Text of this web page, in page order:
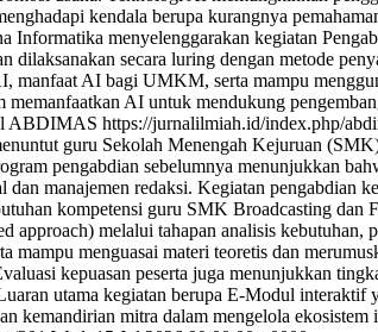
kendala berupa kurangnya
Informatika menyelenggarakan kegiatan
secara luring dengan metode
manfaat AI bagi UMKM, serta mampu
AI untuk mendukung
ABDIMAS https://jurnalilmiah.id/index.php/
guru Sekolah Menengah Kejuruan
pengabdian sebelumnya menunjukkan
manajemen redaksi. Kegiatan pengabdian
kompetensi guru SMK Broadcasting dan
approach) melalui tahapan analisis kebutuhan,
menguasai materi teoretis dan
kepuasan peserta juga menunjukkan
utama kegiatan berupa E-Modul interaktif
kemandirian mitra dalam mengelola ekosistem